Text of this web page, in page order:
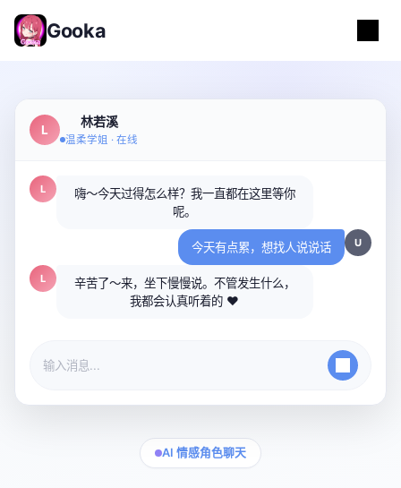
Gooka
AI 情感角色聊天
L
林若溪
温柔学姐 · 在线
L
嗨～今天过得怎么样？我一直都在这里等你
呢。
U
今天有点累，想找人说说话
L
辛苦了～来，坐下慢慢说。不管发生什么，
我都会认真听着的 ❤️